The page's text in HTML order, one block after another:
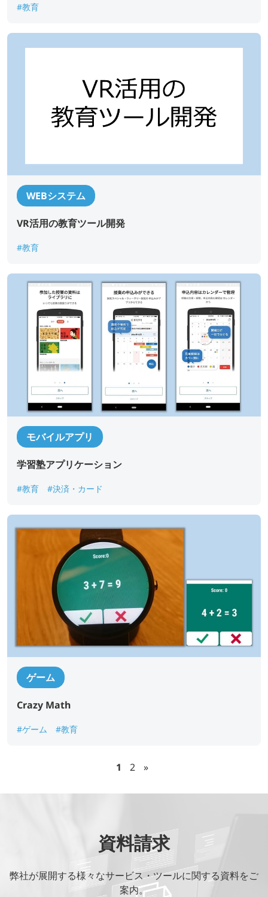
Upload upto5Files. Max File Size:2 MB
すべての*必須項目に入力してください。
#教育
WEBシステム
VR活用の教育ツール開発
#教育
モバイルアプリ
学習塾アプリケーション
#教育 #決済・カード
ゲーム
Crazy Math
#ゲーム #教育
1 2 »
資料請求
弊社が展開する様々なサービス・ツールに関する資料をご
案内。